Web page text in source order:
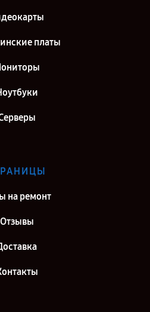
GeForce RTX 3060 Ti Eagle в г.
GeForce RTX 3060 Ti Eagle в г.
Саратов
RTX 3060 Ti Eagle в г. Москва
платы
на ремонт
Отзывы